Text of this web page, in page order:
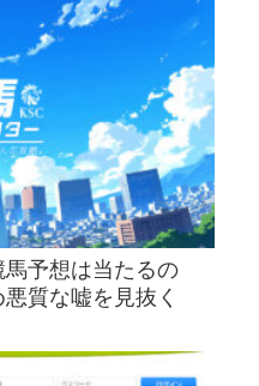
予想は当たるの
質な嘘を見抜く